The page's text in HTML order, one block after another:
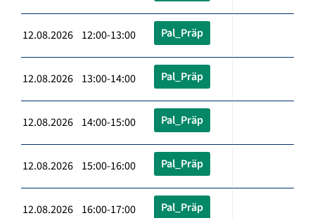
12.08.2026 12:00-13:00 Pal_Präp
12.08.2026 13:00-14:00 Pal_Präp
12.08.2026 14:00-15:00 Pal_Präp
12.08.2026 15:00-16:00 Pal_Präp
12.08.2026 16:00-17:00 Pal_Präp